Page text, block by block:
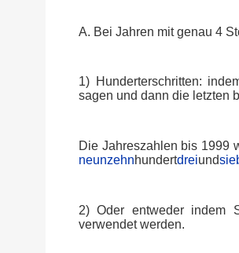
A. Bei Jahren mit genau 4
1) Hunderterschritten:
sagen und dann die letzten
Die Jahreszahlen bis 1999
neunzehnhundertdreiund
2) Oder entweder indem
verwendet werden.